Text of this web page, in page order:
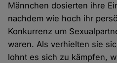
Männchen dosierten ihre
nachdem wie hoch ihr
Konkurrenz um
waren. Als verhielten sie
lohnt es sich zu kämpfen,